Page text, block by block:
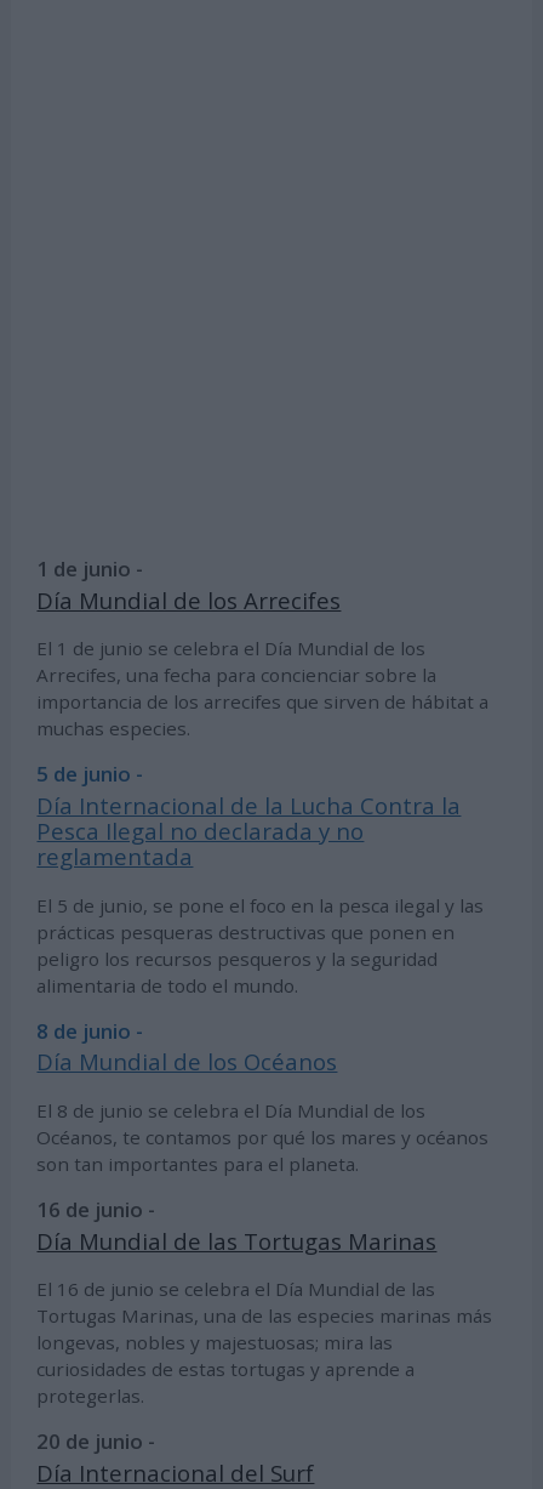
1 de junio -
Día Mundial de los Arrecifes
El 1 de junio se celebra el Día Mundial de los
Arrecifes, una fecha para concienciar sobre la
importancia de los arrecifes que sirven de hábitat a
muchas especies.
5 de junio -
Día Internacional de la Lucha Contra la
Pesca Ilegal no declarada y no
reglamentada
El 5 de junio, se pone el foco en la pesca ilegal y las
prácticas pesqueras destructivas que ponen en
peligro los recursos pesqueros y la seguridad
alimentaria de todo el mundo.
8 de junio -
Día Mundial de los Océanos
El 8 de junio se celebra el Día Mundial de los
Océanos, te contamos por qué los mares y océanos
son tan importantes para el planeta.
16 de junio -
Día Mundial de las Tortugas Marinas
El 16 de junio se celebra el Día Mundial de las
Tortugas Marinas, una de las especies marinas más
longevas, nobles y majestuosas; mira las
curiosidades de estas tortugas y aprende a
protegerlas.
20 de junio -
Día Internacional del Surf